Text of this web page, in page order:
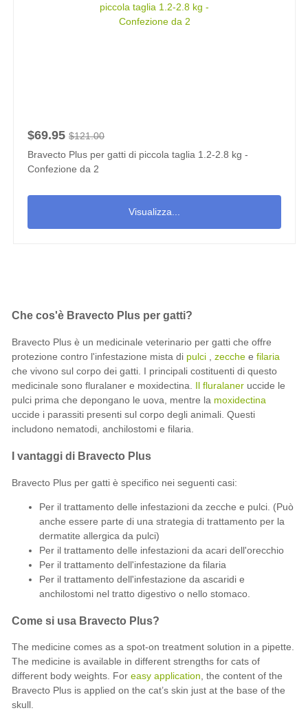
Che cos'è Bravecto Plus per gatti?
Bravecto Plus è un medicinale veterinario per gatti che offre
protezione contro l'infestazione mista di pulci zecche e filaria
che vivono sul corpo dei gatti. I principali costituenti di questo
medicinale sono fluralaner e moxidectina. Il fluralaner uccide le
pulci prima che depongano le uova, mentre la moxidectina
uccide i parassiti presenti sul corpo degli animali. Questi
includono nematodi, anchilostomi e filaria.
I vantaggi di Bravecto Plus
Bravecto Plus per gatti è specifico nei seguenti casi:
Per il trattamento delle infestazioni da zecche e pulci. (Può
anche essere parte di una strategia di trattamento per la
dermatite allergica da pulci)
Per il trattamento delle infestazioni da acari dell'orecchio
Per il trattamento dell'infestazione da filaria
Per il trattamento dell'infestazione da ascaridi e
anchilostomi nel tratto digestivo o nello stomaco.
Come si usa Bravecto Plus?
The medicine comes as a spot-on treatment solution in a pipette.
The medicine is available in different strengths for cats of
different body weights. For easy application, the content of the
Bravecto Plus is applied on the cat’s skin just at the base of the
skull.
$69.95 $121.00
Bravecto Plus per gatti di piccola taglia 1.2-2.8 kg -
Confezione da 2
Visualizza...